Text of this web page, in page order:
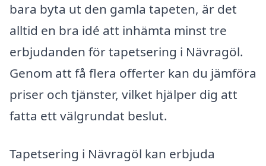
bara byta ut den gamla tapeten, är det
alltid en bra idé att inhämta minst tre
erbjudanden för tapetsering i Nävragöl.
Genom att få flera offerter kan du jämföra
priser och tjänster, vilket hjälper dig att
fatta ett välgrundat beslut.
Tapetsering i Nävragöl kan erbjuda